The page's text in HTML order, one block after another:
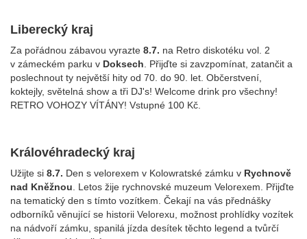
Liberecký kraj
Za pořádnou zábavou vyrazte 8.7. na Retro diskotéku vol. 2
v zámeckém parku v Doksech
Přijďte si zavzpomínat, zatančit a
poslechnout ty největší hity od 70. do 90. let. Občerstvení,
koktejly, světelná show a tři DJ's! Welcome drink pro všechny!
RETRO VOHOZY VÍTÁNY! Vstupné 100 Kč.
Královéhradecký kraj
Užijte si 8.7. Den s velorexem v Kolowratské zámku v Rychnově
nad Kněžnou
Letos žije rychnovské muzeum Velorexem. Přijďte
na tematický den s tímto vozítkem. Čekají na vás přednášky
odborníků věnující se historii Velorexu, možnost prohlídky vozítek
na nádvoří zámku, spanilá jízda desítek těchto legend a tvůrčí